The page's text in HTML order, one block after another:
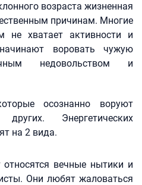
возраста жизненная
причинам. Многие
хватает активности и
воровать чужую
недовольством и
осознанно воруют
Энергетических
на 2 вида.
вечные нытики и
Они любят жаловаться